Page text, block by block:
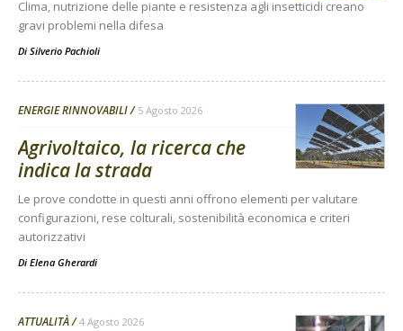
Clima, nutrizione delle piante e resistenza agli insetticidi creano
gravi problemi nella difesa
Di Silverio Pachioli
ENERGIE RINNOVABILI 5 Agosto 2026
Agrivoltaico, la ricerca che
indica la strada
Le prove condotte in questi anni offrono elementi per valutare
configurazioni, rese colturali, sostenibilità economica e criteri
autorizzativi
Di Elena Gherardi
ATTUALITÀ 4 Agosto 2026